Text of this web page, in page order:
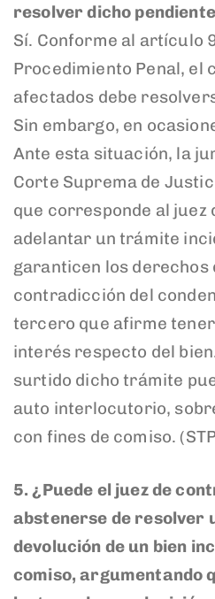
resolver dicho
Sí. Conforme al artículo
Procedimiento Penal, el
afectados debe
Sin embargo, en
Ante esta situación, la
Corte Suprema de
que corresponde al juez
adelantar un trámite
garanticen los derechos
contradicción del
tercero que afirme
interés respecto del
surtido dicho trámite
auto interlocutorio,
con fines de comiso.
5. ¿Puede el juez de
abstenerse de resolver
devolución de un bien
comiso, argumentando